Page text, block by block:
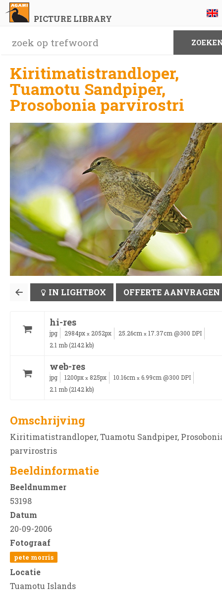
PICTURE LIBRARY
Kiritimatistrandloper,
Tuamotu Sandpiper,
Prosobonia parvirostri
IN LIGHTBOX OFFERTE AANVRAGEN
hi-res
jpg 2984px x 2052px 25.26cm x 17.37cm @300 DPI
2.1 mb (2142 kb)
web-res
jpg 1200px x 825px 10.16cm x 6.99cm @300 DPI
2.1 mb (2142 kb)
Omschrijving
Kiritimatistrandloper, Tuamotu Sandpiper,
parvirostris
Beeldinformatie
Beeldnummer
53198
Datum
20-09-2006
Fotograaf
pete morris
Locatie
Tuamotu Islands